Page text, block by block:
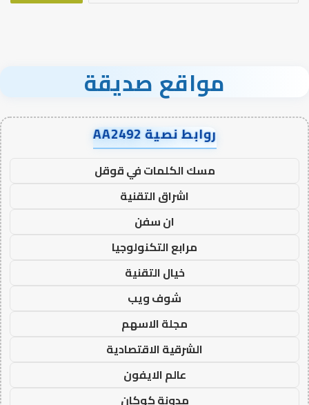
مواقع صديقة
روابط نصية AA2492
مسك الكلمات في قوقل
اشراق التقنية
ان سفن
مرابع التكنولوجيا
خيال التقنية
شوف ويب
مجلة الاسهم
الشرقية الاقتصادية
عالم الايفون
مدونة كوكان